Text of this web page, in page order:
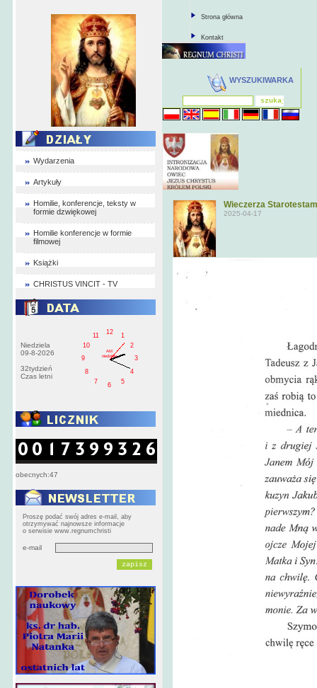
Wydarzenia
Artykuły
Homilie, konferencje, teksty w
formie dzwiękowej
Homilie konferencje w formie
filmowej
Książki
CHRISTUS VINCIT - TV
Niedziela
09-8-2026
32tydzień
Czas letni
1
2
3
4
5
6
7
8
9
10
11
12
AM
niedziela
obecnych:47
Proszę podać swój adres e-mail, aby
otrzymywać najnowsze informacje
o serwisie www.regnumchristi
e-mail
Strona główna
Kontakt
WYSZUKIWARKA
Wieczerza
2025-04-17